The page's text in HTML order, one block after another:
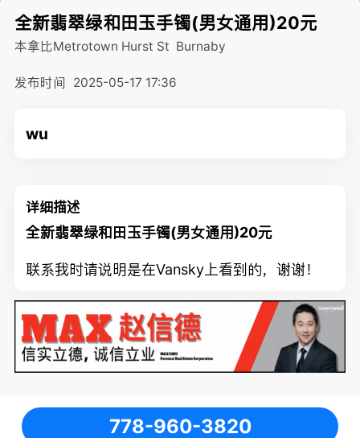
全新翡翠绿和田玉手镯(男女通用)20元
本拿比Metrotown Hurst St Burnaby
发布时间 2025-05-17 17:36
wu
详细描述
全新翡翠绿和田玉手镯(男女通用)20元
联系我时请说明是在Vansky上看到的，谢谢！
778-960-3820